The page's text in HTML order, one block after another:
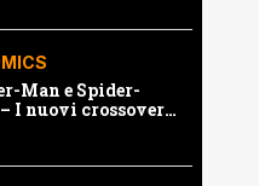
Man e Spider-
I nuovi crossover